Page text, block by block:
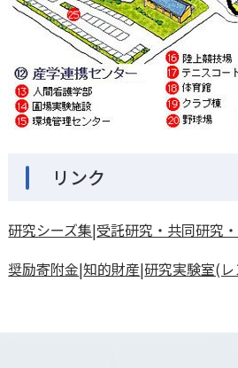
リンク
研究シーズ集|受託研究・共同研究
奨励寄附金|知的財産|研究実験室(